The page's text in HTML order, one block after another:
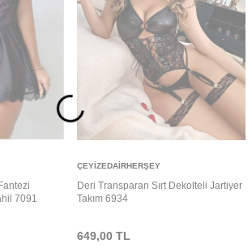
7091
ÇEYIZEDAIRHERŞEY
Deri Transparan Sırt Dekolteli Jartiyer
Takım 6934
649,00 TL